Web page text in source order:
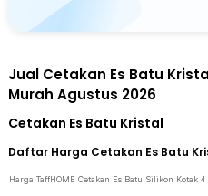
Jual Cetakan Es Batu
Murah Agustus 2026
Cetakan Es Batu Kristal
Daftar Harga Cetakan Es Batu